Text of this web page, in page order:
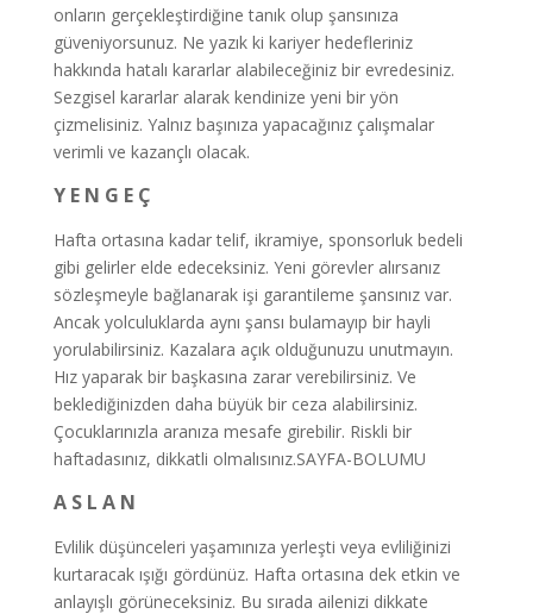
onların gerçekleştirdiğine tanık olup şansınıza
güveniyorsunuz. Ne yazık ki kariyer hedefleriniz
hakkında hatalı kararlar alabileceğiniz bir evredesiniz.
Sezgisel kararlar alarak kendinize yeni bir yön
çizmelisiniz. Yalnız başınıza yapacağınız çalışmalar
verimli ve kazançlı olacak.
Y E N G E Ç
Hafta ortasına kadar telif, ikramiye, sponsorluk bedeli
gibi gelirler elde edeceksiniz. Yeni görevler alırsanız
sözleşmeyle bağlanarak işi garantileme şansınız var.
Ancak yolculuklarda aynı şansı bulamayıp bir hayli
yorulabilirsiniz. Kazalara açık olduğunuzu unutmayın.
Hız yaparak bir başkasına zarar verebilirsiniz. Ve
beklediğinizden daha büyük bir ceza alabilirsiniz.
Çocuklarınızla aranıza mesafe girebilir. Riskli bir
haftadasınız, dikkatli olmalısınız.SAYFA-BOLUMU
A S L A N
Evlilik düşünceleri yaşamınıza yerleşti veya evliliğinizi
kurtaracak ışığı gördünüz. Hafta ortasına dek etkin ve
anlayışlı görüneceksiniz. Bu sırada ailenizi dikkate